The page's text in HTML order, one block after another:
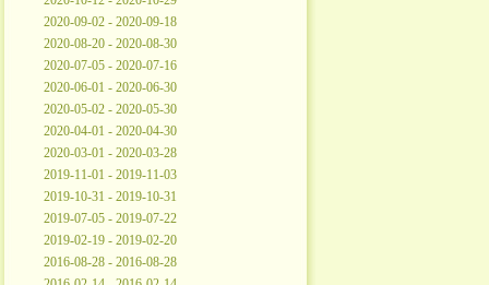
2020-09-02 - 2020-09-18
2020-08-20 - 2020-08-30
2020-07-05 - 2020-07-16
2020-06-01 - 2020-06-30
2020-05-02 - 2020-05-30
2020-04-01 - 2020-04-30
2020-03-01 - 2020-03-28
2019-11-01 - 2019-11-03
2019-10-31 - 2019-10-31
2019-07-05 - 2019-07-22
2019-02-19 - 2019-02-20
2016-08-28 - 2016-08-28